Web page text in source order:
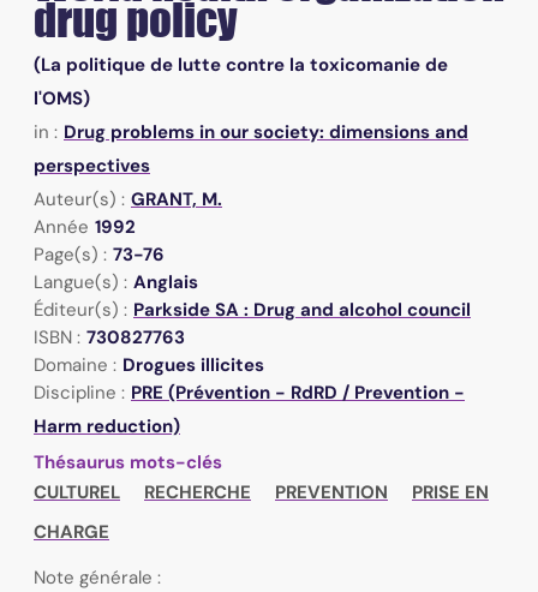
drug policy
(La politique de lutte contre la toxicomanie de
l'OMS)
in : Drug problems in our society: dimensions and
perspectives
Auteur(s) : GRANT, M.
Année 1992
Page(s) : 73-76
Langue(s) : Anglais
Éditeur(s) : Parkside SA : Drug and alcohol council
ISBN : 730827763
Domaine : Drogues illicites
Discipline : PRE (Prévention - RdRD / Prevention -
Harm reduction)
Thésaurus mots-clés
CULTUREL
RECHERCHE PREVENTION
PRISE EN
CHARGE
Note générale :